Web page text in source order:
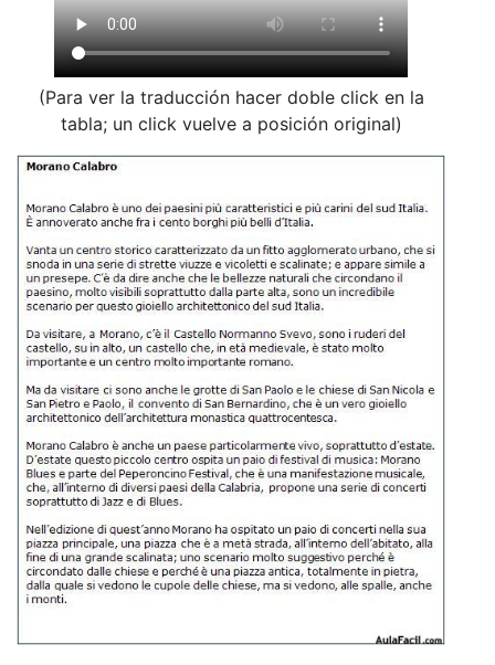
(Para ver la traducción hacer doble click en la
tabla; un click vuelve a posición original)